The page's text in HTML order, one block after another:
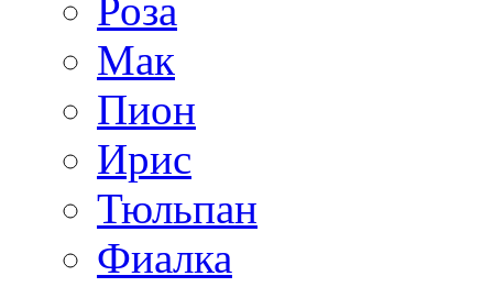
Роза
Мак
Пион
Ирис
Тюльпан
Фиалка